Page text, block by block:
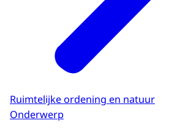
Ruimtelijke ordening en natuur
Onderwerp